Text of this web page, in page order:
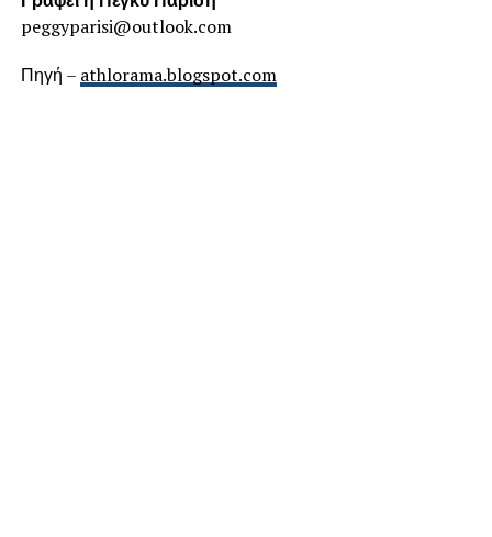
peggyparisi@outlook.com
Πηγή – athlorama.blogspot.com